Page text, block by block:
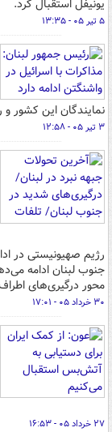
یونیفل استقبال کرد.
۵ تیر ۰۵ - ۱۳:۳۵
نمایندگان این کشور و
۳ تیر ۰۵ - ۱۲:۵۸
رژیم صهیونیستی در
جنوب لبنان ادامه
محور درگیری‌های اطراف تپه
۳۰ خرداد ۰۵ - ۱۷:۰۱
۲۷ خرداد ۰۵ - ۱۶:۵۳